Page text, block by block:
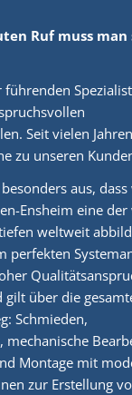
Ruf muss man
führenden
Seit vielen
zu unseren
aus,
Ensheim eine
weltweit
perfekten
gilt über die
Schmieden,
mechanische
Montage mit
zur Erstellung